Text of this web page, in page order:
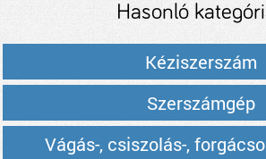
Hasonló
Kéziszerszám
Szerszámgép
Vágás-, csiszolás-,